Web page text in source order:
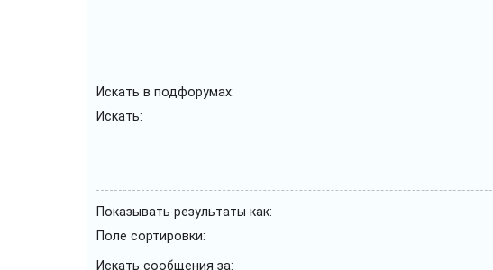
Искать в подфорумах:
Искать:
Показывать результаты как:
Поле сортировки:
Искать сообщения за: